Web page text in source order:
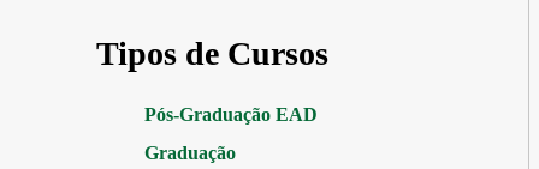
Tipos de Cursos
Pós-Graduação EAD
Graduação